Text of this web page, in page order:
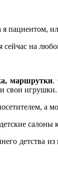
я пациентом,
сейчас на
маршрутки.
свои игрушки.
а
салоны
детства